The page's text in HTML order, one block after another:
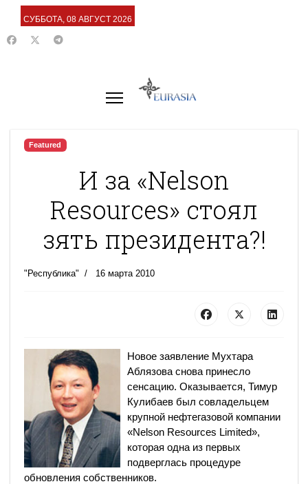
СУББОТА, 08 АВГУСТ 2026
Featured
И за «Nelson
Resources» стоял
зять президента?!
"Республика" 16 марта 2010
Новое заявление Мухтара
Аблязова снова принесло
сенсацию. Оказывается, Тимур
Кулибаев был совладельцем
крупной нефтегазовой компании
«Nelson Resources Limited»,
которая одна из первых
подверглась процедуре
обновления собственников.